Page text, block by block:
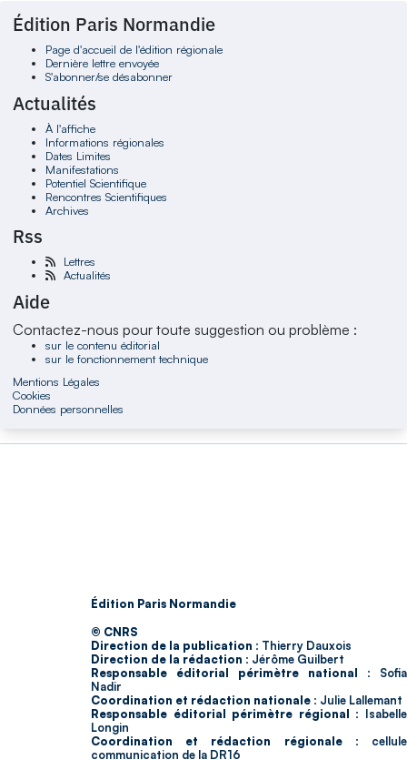
Édition Paris Normandie
Page d'accueil de l'édition régionale
Dernière lettre envoyée
S'abonner/se désabonner
Actualités
À l'affiche
Informations régionales
Dates Limites
Manifestations
Potentiel Scientifique
Rencontres Scientifiques
Archives
Rss
Lettres
Actualités
Aide
Contactez-nous pour toute suggestion ou problème :
sur le contenu éditorial
sur le fonctionnement technique
Mentions Légales
Cookies
Données personnelles
Édition Paris Normandie
© CNRS
Direction de la publication : Thierry Dauxois
Direction de la rédaction : Jérôme Guilbert
Responsable éditorial périmètre national : Sofia
Nadir
Coordination et rédaction nationale : Julie Lallemant
Responsable éditorial périmètre régional : Isabelle
Longin
Coordination et rédaction régionale : cellule
communication de la DR16